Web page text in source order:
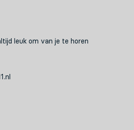
leuk om van je te horen